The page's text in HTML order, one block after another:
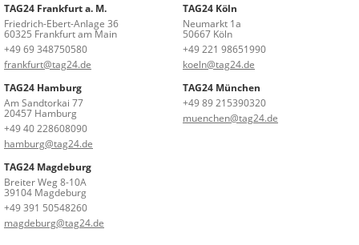
TAG24 Frankfurt a. M.
Friedrich-Ebert-Anlage 36
60325 Frankfurt am Main
+49 69 348750580
frankfurt@tag24.de
TAG24 Köln
Neumarkt 1a
50667 Köln
+49 221 98651990
koeln@tag24.de
TAG24 Hamburg
Am Sandtorkai 77
20457 Hamburg
+49 40 228608090
hamburg@tag24.de
TAG24 München
+49 89 215390320
muenchen@tag24.de
TAG24 Magdeburg
Breiter Weg 8-10A
39104 Magdeburg
+49 391 50548260
magdeburg@tag24.de